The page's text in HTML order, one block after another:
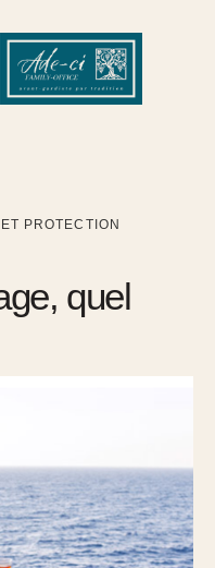
PROTECTION
quel